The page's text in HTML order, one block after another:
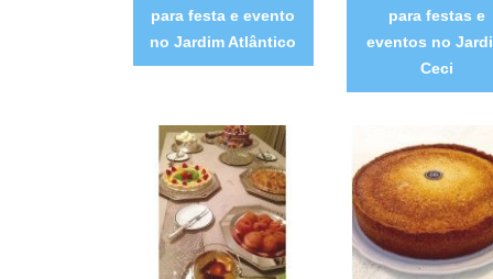
para festa e evento
no Jardim Atlântico
para festas e
eventos no
Ceci